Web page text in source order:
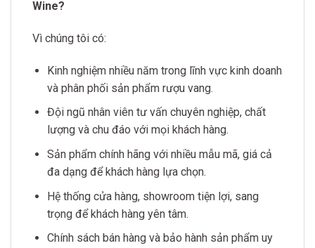
Wine?
Vì chúng tôi có:
Kinh nghiệm nhiều năm trong lĩnh vực kinh doanh
và phân phối sản phẩm rượu vang.
Đội ngũ nhân viên tư vấn chuyên nghiệp, chất
lượng và chu đáo với mọi khách hàng.
Sản phẩm chính hãng với nhiều mẫu mã, giá cả
đa dạng để khách hàng lựa chọn.
Hệ thống cửa hàng, showroom tiện lợi, sang
trọng để khách hàng yên tâm.
Chính sách bán hàng và bảo hành sản phẩm uy